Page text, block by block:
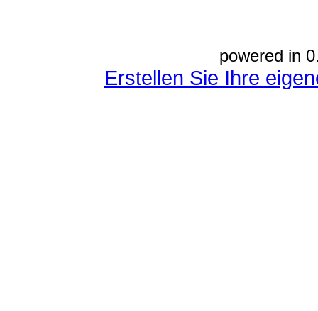
powered in
Erstellen Sie Ihre